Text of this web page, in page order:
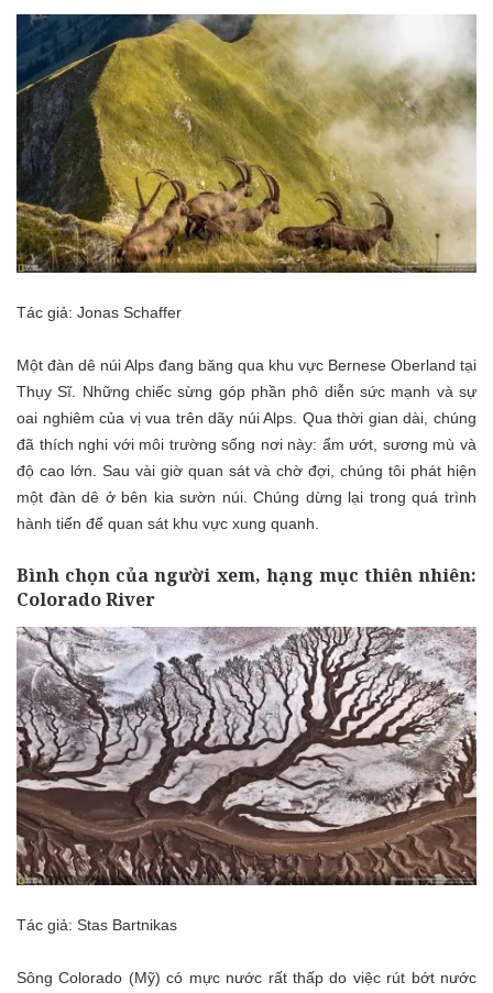
Tác giả: Jonas Schaffer
Một đàn dê núi Alps đang băng qua khu vực Bernese Oberland tại
Thụy Sĩ. Những chiếc sừng góp phần phô diễn sức mạnh và sự
oai nghiêm của vị vua trên dãy núi Alps. Qua thời gian dài, chúng
đã thích nghi với môi trường sống nơi này: ẩm ướt, sương mù và
độ cao lớn. Sau vài giờ quan sát và chờ đợi, chúng tôi phát hiện
một đàn dê ở bên kia sườn núi. Chúng dừng lại trong quá trình
hành tiến để quan sát khu vực xung quanh.
Bình chọn của người xem, hạng mục thiên nhiên:
Colorado River
Tác giả: Stas Bartnikas
Sông Colorado (Mỹ) có mực nước rất thấp do việc rút bớt nước